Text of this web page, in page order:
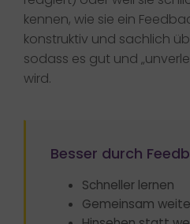
kennen, wie sie ein
konstruktiv und sachlich
sodass es gut und
wird.
Besser durch
Schneller lernen
Gemeinsam